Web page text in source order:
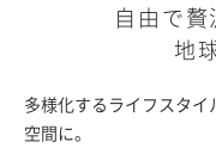
自由で贅
地
多様化するライフスタ
空間に。